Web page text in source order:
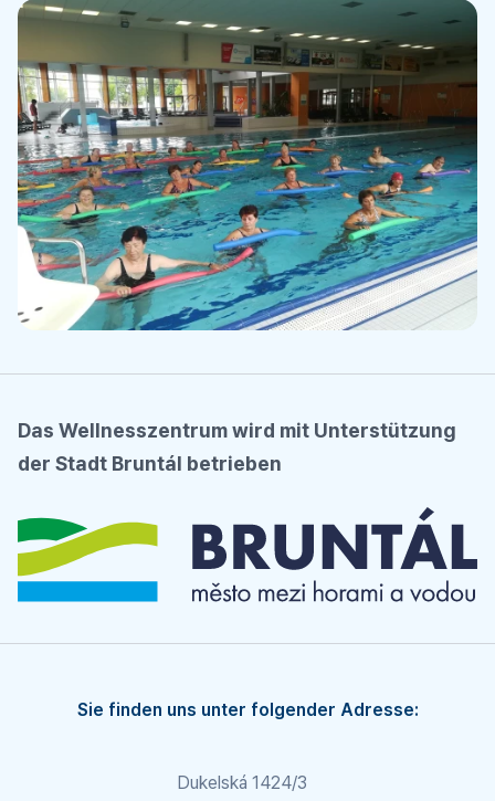
Das Wellnesszentrum wird mit Unterstützung
der Stadt Bruntál betrieben
Sie finden uns unter folgender Adresse:
Dukelská 1424/3